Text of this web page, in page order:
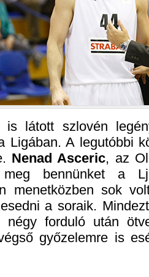
is látott szlovén
Ligában. A legutóbbi
Nenad Asceric, az
bennünket a
menetközben sok
a soraik.
négy forduló után
győzelemre is